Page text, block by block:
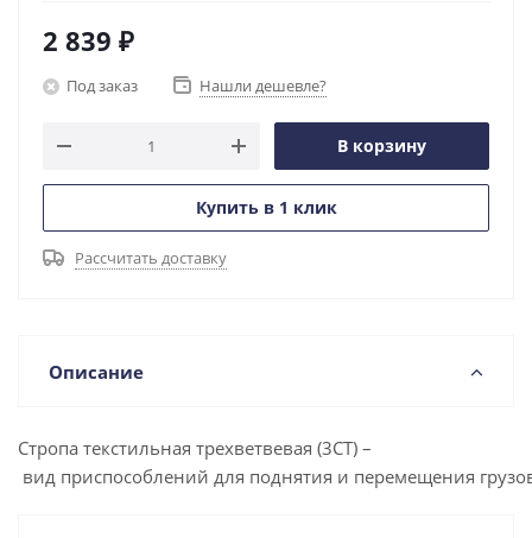
2 839 ₽
Под заказ Нашли дешевле?
В корзину
Купить в 1 клик
Рассчитать доставку
Описание
Стропа текстильная трехветвевая (3СТ) –
вид приспособлений для поднятия и перемещения